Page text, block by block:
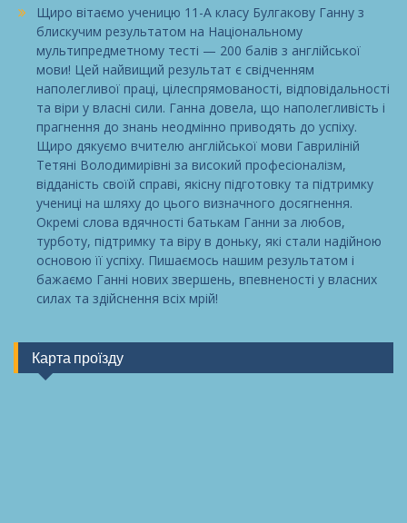
Щиро вітаємо ученицю 11-А класу Булгакову Ганну з
блискучим результатом на Національному
мультипредметному тесті — 200 балів з англійської
мови! Цей найвищий результат є свідченням
наполегливої праці, цілеспрямованості, відповідальності
та віри у власні сили. Ганна довела, що наполегливість і
прагнення до знань неодмінно приводять до успіху.
Щиро дякуємо вчителю англійської мови Гавриліній
Тетяні Володимирівні за високий професіоналізм,
відданість своїй справі, якісну підготовку та підтримку
учениці на шляху до цього визначного досягнення.
Окремі слова вдячності батькам Ганни за любов,
турботу, підтримку та віру в доньку, які стали надійною
основою її успіху. Пишаємось нашим результатом і
бажаємо Ганні нових звершень, впевненості у власних
силах та здійснення всіх мрій!
Карта проїзду